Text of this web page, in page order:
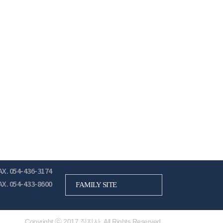
054-436-3174
054-433-8600
FAMILY SITE
Copyright ⓒ 2017 직지사. All Rights Reserved.